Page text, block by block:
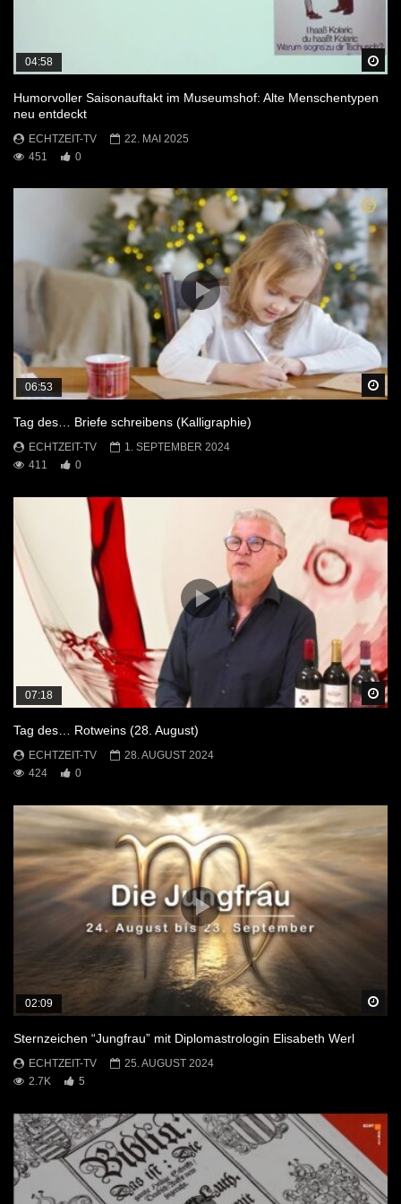
04:58
Humorvoller Saisonauftakt im Museumshof: Alte Menschentypen
neu entdeckt
ECHTZEIT-TV
22. MAI 2025
451
0
06:53
Tag des… Briefe schreibens (Kalligraphie)
ECHTZEIT-TV
1. SEPTEMBER 2024
411
0
07:18
Tag des… Rotweins (28. August)
ECHTZEIT-TV
28. AUGUST 2024
424
0
02:09
Sternzeichen “Jungfrau” mit Diplomastrologin Elisabeth Werl
ECHTZEIT-TV
25. AUGUST 2024
2.7K
5